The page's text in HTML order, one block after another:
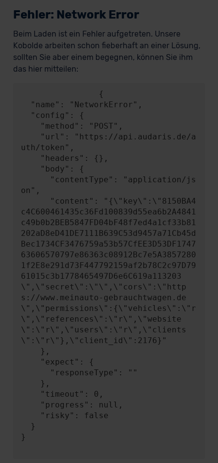
Fehler: Network Error
Beim Laden ist ein Fehler aufgetreten. Unsere
Kobolde arbeiten schon fieberhaft an einer Lösung,
sollten Sie aber einem begegnen, können Sie ihm
das hier mitteilen:
uth/token",
on",
c4C600461435c36Fd100839d55ea6b2A4841
c49b0b2BEB5847FD04bF48f7ed4a1cf33b81
202aD8eD41DE7111B639C53d9457a71Cb45d
Bec1734CF3476759a53b57CfEE3D53DF1747
63606570797e86363c08912Bc7e5A3857280
1f2E8e291d73F447792159af2b78C2c97D79
61015c3b1778465497D6e6C619a113203
\",\"secret\":\"\",\"cors\":\"http
s://www.meinauto-gebrauchtwagen.de
\",\"permissions\":{\"vehicles\":\"r
\",\"references\":\"r\",\"website
\":\"r\",\"users\":\"r\",\"clients
\":\"r\"},\"client_id\":2176}"
}